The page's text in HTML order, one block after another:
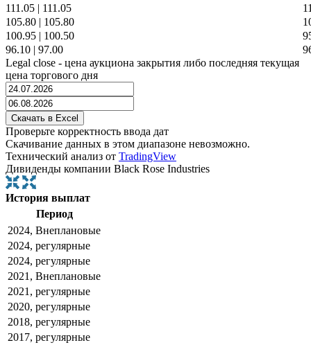
111.05 | 111.05
105.80 | 105.80
100.95 | 100.50
96.10 | 97.00
Legal close - цена аукциона закрытия либо последняя текущая
цена торгового дня
Проверьте корректность ввода дат
Скачивание данных в этом диапазоне невозможно.
Технический анализ от TradingView
Дивиденды компании Black Rose Industries
История выплат
Период
2024, Внеплановые
2024, регулярные
2024, регулярные
2021, Внеплановые
2021, регулярные
2020, регулярные
2018, регулярные
2017, регулярные